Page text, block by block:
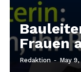
Frauen
Redaktion - May